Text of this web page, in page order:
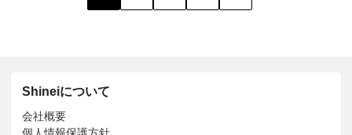
Shineiについて
会社概要
個人情報保護方針